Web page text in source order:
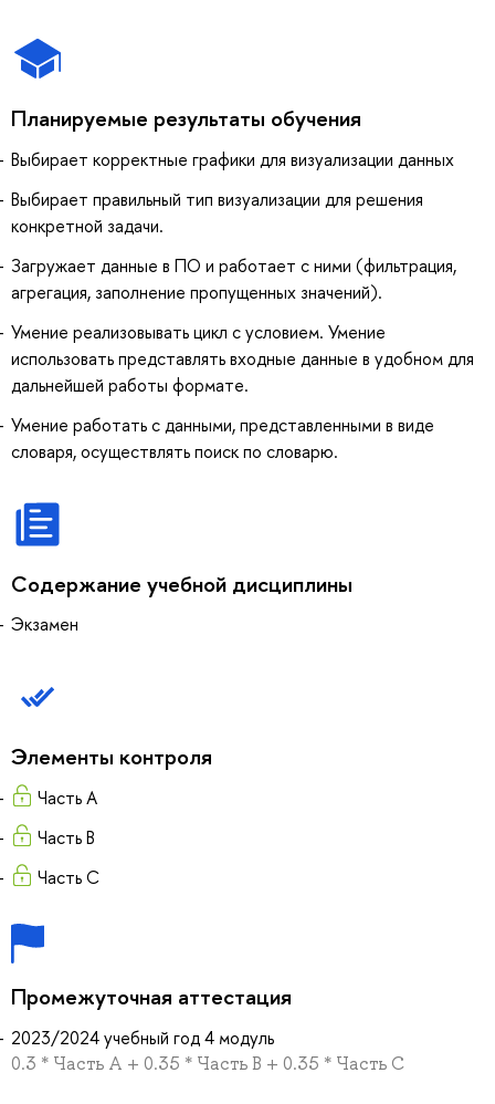
Планируемые результаты обучения
Выбирает корректные графики для визуализации данных
Выбирает правильный тип визуализации для решения
конкретной задачи.
Загружает данные в ПО и работает с ними (фильтрация,
агрегация, заполнение пропущенных значений).
Умение реализовывать цикл с условием. Умение
использовать представлять входные данные в удобном для
дальнейшей работы формате.
Умение работать с данными, представленными в виде
словаря, осуществлять поиск по словарю.
Содержание учебной дисциплины
Экзамен
Элементы контроля
Часть А
Часть В
Часть С
Промежуточная аттестация
2023/2024 учебный год 4 модуль
0.3 * Часть А + 0.35 * Часть В + 0.35 * Часть С